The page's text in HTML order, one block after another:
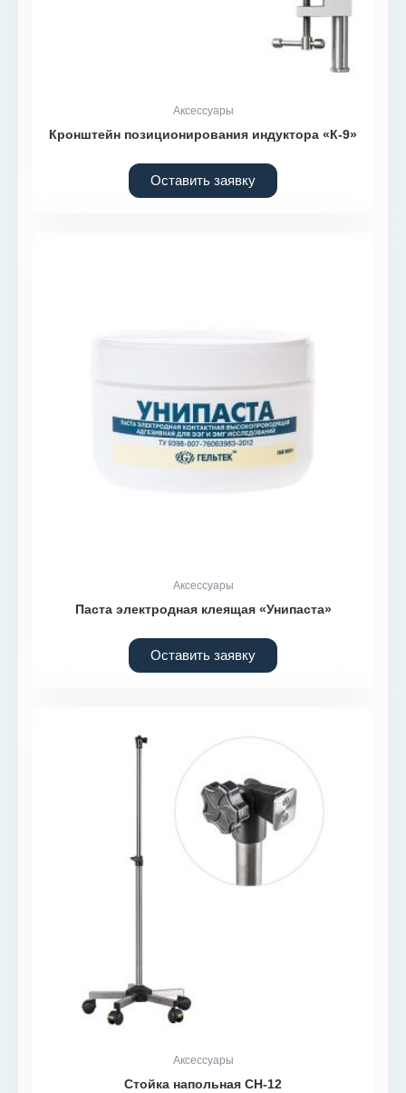
Аксессуары
Кронштейн позиционирования индуктора «К-9»
Оставить заявку
Аксессуары
Паста электродная клеящая «Унипаста»
Оставить заявку
Аксессуары
Стойка напольная СН-12